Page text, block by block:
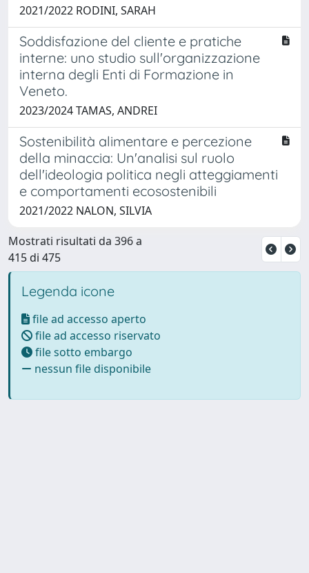
2021/2022 RODINI, SARAH
Soddisfazione del cliente e pratiche
interne: uno studio sull'organizzazione
interna degli Enti di Formazione in
Veneto.
2023/2024 TAMAS, ANDREI
Sostenibilità alimentare e percezione
della minaccia: Un'analisi sul ruolo
dell'ideologia politica negli atteggiamenti
e comportamenti ecosostenibili
2021/2022 NALON, SILVIA
Mostrati risultati da 396 a
415 di 475
Legenda icone
file ad accesso aperto
file ad accesso riservato
file sotto embargo
nessun file disponibile